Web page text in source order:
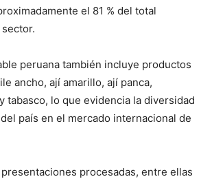
el 81 % del total
peruana también incluye productos
ancho, ají amarillo, ají panca,
tabasco, lo que evidencia la diversidad
país en el mercado internacional de
procesadas, entre ellas